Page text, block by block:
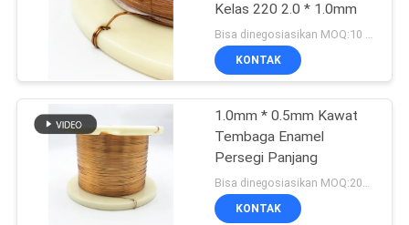
Kelas 220 2.0 * 1.0mm
Bisa dinegosiasikan MOQ:10 Kilogram/Kilogram
KONTAK
1.0mm * 0.5mm Kawat
Tembaga Enamel
Persegi Panjang
KONTAK